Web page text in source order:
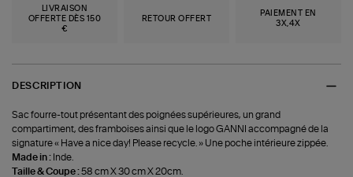
LIVRAISON
OFFERTE DÈS 150
€
RETOUR OFFERT
PAIEMENT EN
3X,4X
DESCRIPTION
Sac fourre-tout présentant des poignées supérieures, un grand
compartiment, des framboises ainsi que le logo GANNI accompagné de la
signature « Have a nice day! Please recycle. » Une poche intérieure zippée.
Made in : Inde.
Taille & Coupe :58 cm X 30 cm X 20cm.